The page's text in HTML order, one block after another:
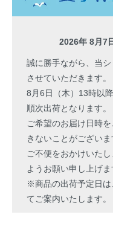
2026年 8月7
誠に勝手ながら、当
させていただきます。
8月6日（木）13時以
順次出荷となります。
ご希望のお届け日時
きないことがございま
ご不便をおかけいた
ようお願い申し上げま
※商品の出荷予定日は
てご案内いたします。